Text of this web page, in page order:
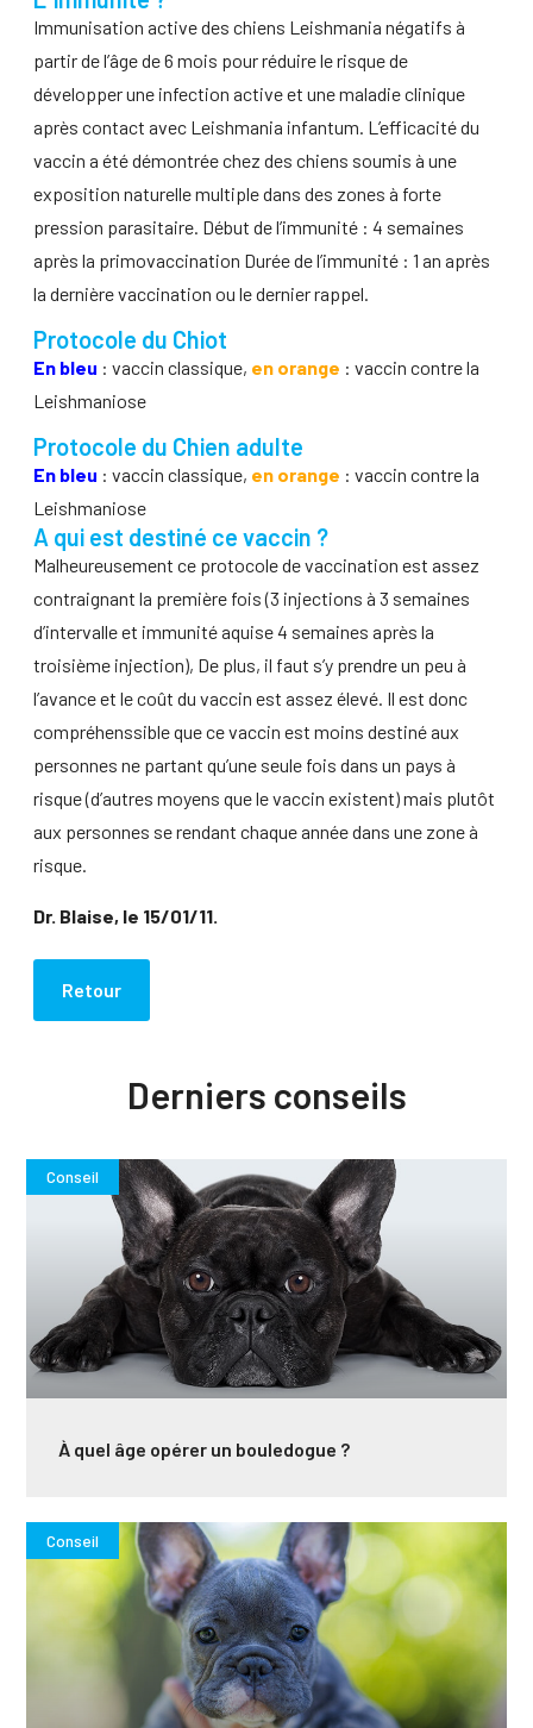
Immunisation active des chiens Leishmania négatifs à
partir de l’âge de 6 mois pour réduire le risque de
développer une infection active et une maladie clinique
après contact avec Leishmania infantum. L’efficacité du
vaccin a été démontrée chez des chiens soumis à une
exposition naturelle multiple dans des zones à forte
pression parasitaire. Début de l’immunité : 4 semaines
après la primovaccination Durée de l’immunité : 1 an après
la dernière vaccination ou le dernier rappel.
Protocole du Chiot
En bleu : vaccin classique, en orange : vaccin contre la
Leishmaniose
Protocole du Chien adulte
En bleu : vaccin classique, en orange : vaccin contre la
Leishmaniose
A qui est destiné ce vaccin ?
Malheureusement ce protocole de vaccination est assez
contraignant la première fois (3 injections à 3 semaines
d’intervalle et immunité aquise 4 semaines après la
troisième injection), De plus, il faut s’y prendre un peu à
l’avance et le coût du vaccin est assez élevé. Il est donc
compréhenssible que ce vaccin est moins destiné aux
personnes ne partant qu’une seule fois dans un pays à
risque (d’autres moyens que le vaccin existent) mais plutôt
aux personnes se rendant chaque année dans une zone à
risque.
Dr. Blaise, le 15/01/11.
Retour
Derniers conseils
Conseil
À quel âge opérer un bouledogue ?
Conseil